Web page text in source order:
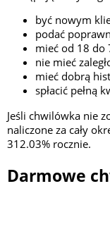
być nowym
podać
mieć od 18 do
nie mieć
mieć dobrą
spłacić pełną
Jeśli chwilówka nie
naliczone za cały
312.03% rocznie.
Darmowe